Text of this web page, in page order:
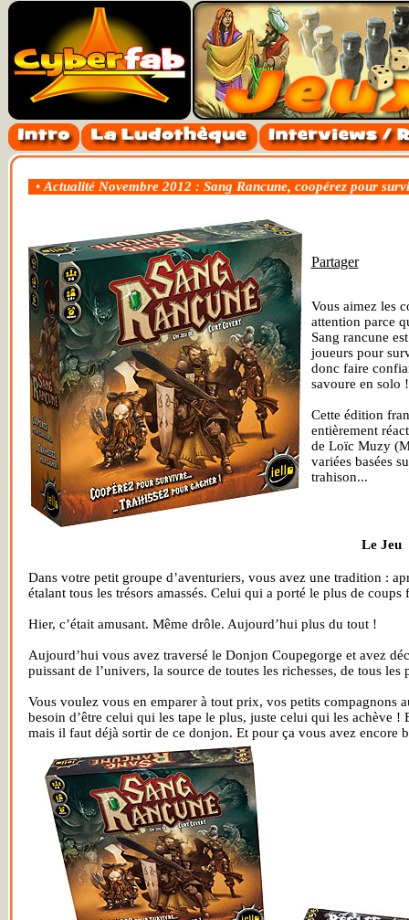
• Actualité Novembre 2012 : Sang Rancune, coopérez pour
Partager
Vous aimez les
attention parce
Sang rancune
joueurs pour
donc faire
savoure en solo !
Cette édition
entièrement
de Loïc Muzy
variées basées
trahison...
Le Jeu
Dans votre petit groupe d’aventuriers, vous avez une tradition :
étalant tous les trésors amassés. Celui qui a porté le plus de coups
Hier, c’était amusant. Même drôle. Aujourd’hui plus du tout !
Aujourd’hui vous avez traversé le Donjon Coupegorge et avez
puissant de l’univers, la source de toutes les richesses, de tous les
Vous voulez vous en emparer à tout prix, vos petits compagnons
besoin d’être celui qui les tape le plus, juste celui qui les achève
mais il faut déjà sortir de ce donjon. Et pour ça vous avez